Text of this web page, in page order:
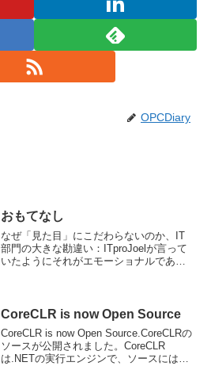
OPCDiary
おもてなし
なぜ「見た目」にこだわらないのか、IT
部門の大きな勘違い：ITproJoelが言って
いたようにそれがエモーショナルであれ
CoreCLR is now Open Source
CoreCLR is now Open Source.CoreCLRの
ソースが公開されました。CoreCLR
は.NETの実行エンジンで、ソースには